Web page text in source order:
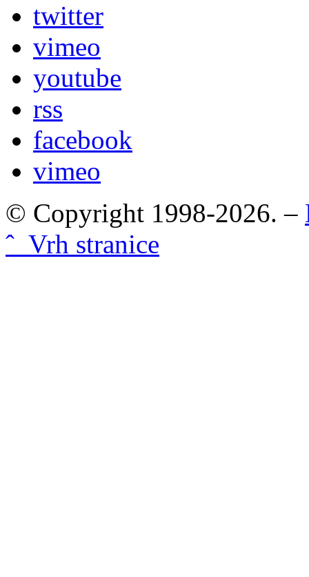
twitter
vimeo
youtube
rss
facebook
vimeo
© Copyright 1998-2026. –
ˆ Vrh stranice